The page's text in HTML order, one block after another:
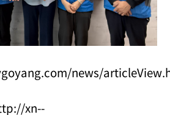
news/
xn--